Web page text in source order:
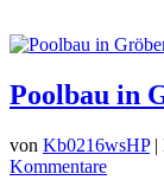
Poolbau in
von Kb0216wsHP|
Kommentare